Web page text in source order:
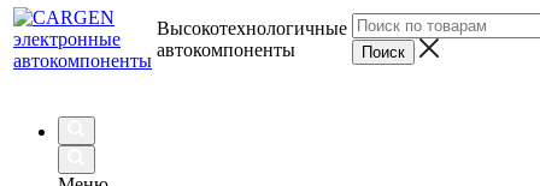
Высокотехнологичные
автокомпоненты